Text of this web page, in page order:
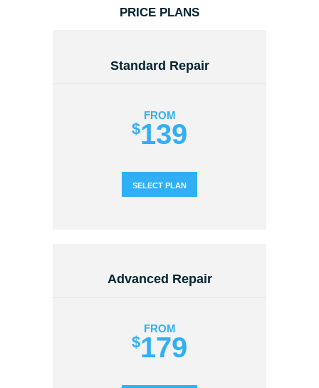
PRICE PLANS
Standard Repair
FROM
$139
SELECT PLAN
Advanced Repair
FROM
$179